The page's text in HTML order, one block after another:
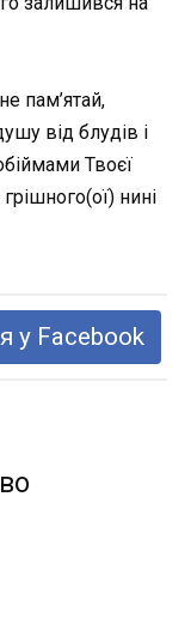
пам’ятай,
від блyдів і
Твоєї
нині
у Facebook